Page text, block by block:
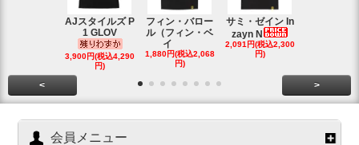
AJスタイルズ P
1 GLOV
3,900円(税込4,290
円)
フィン・バロー
ル（フィン・ベ
イ
1,880円(税込2,068
円)
サミ・ゼイン In
zayn N
2,091円(税込2,300
円)
< >
会員メニュー